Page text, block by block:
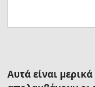
Αυτά είναι